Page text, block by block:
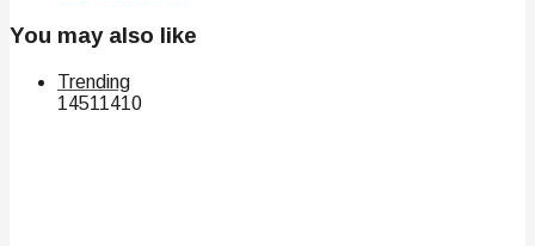
You may also like
Trending
14511410